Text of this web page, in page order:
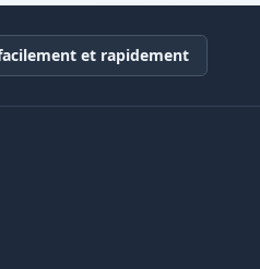
et rapidement